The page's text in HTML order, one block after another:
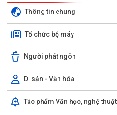
Thông tin chung
Tổ chức bộ máy
Người phát ngôn
Di sản - Văn hóa
Tác phẩm Văn học, nghệ thuật